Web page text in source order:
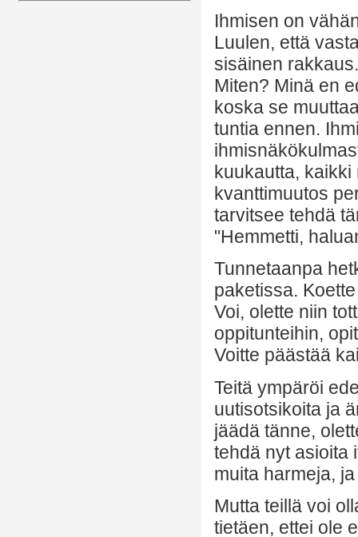
Ihmisen on
Luulen, että
sisäinen
Miten? Minä en
koska se
tuntia ennen.
kuukautta, kaikki
kvanttimuutos
tarvitsee tehdä
"Hemmetti,
Tunnetaanpa
paketissa.
Voi, olette niin
oppitunteihin,
Voitte päästää
Teitä ympäröi
uutisotsikoita ja
jäädä tänne,
tehdä nyt asioita
muita harmeja,
Mutta teillä voi
tietäen, ettei ole